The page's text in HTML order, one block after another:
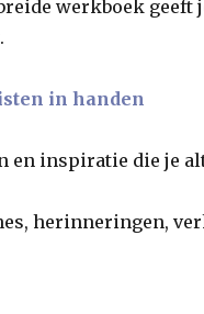
werkboek
in handen
en inspiratie die je
herinneringen,